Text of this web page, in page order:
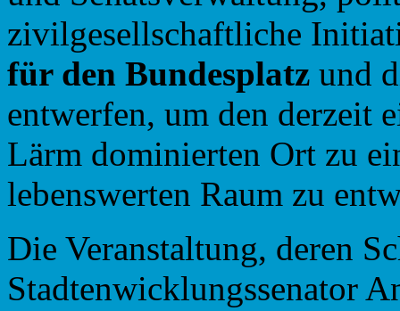
zivilgesellschaftliche
für den Bundesplatz und
entwerfen, um den derzeit
Lärm dominierten Ort zu
lebenswerten Raum zu
Die Veranstaltung, deren
Stadtenwicklungssenator